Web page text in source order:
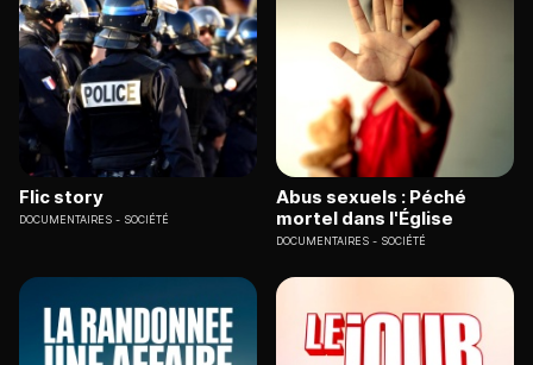
Flic story
DOCUMENTAIRES SOCIÉTÉ
Abus sexuels : Péché
mortel dans l'Église
DOCUMENTAIRES SOCIÉTÉ